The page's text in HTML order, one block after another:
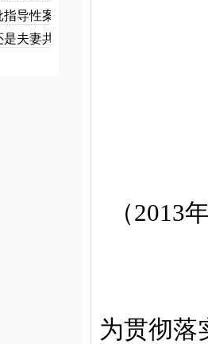
指导性案…
夫妻共同…
（2013
为贯彻落